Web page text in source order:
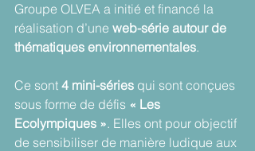
Groupe OLVEA a initié et financé la
réalisation d’une web-série autour de
thématiques environnementales.
Ce sont 4 mini-séries qui sont conçues
sous forme de défis « Les
Ecolympiques ». Elles ont pour objectif
de sensibiliser de manière ludique aux